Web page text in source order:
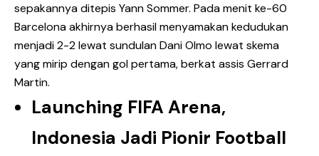
sepakannya ditepis Yann Sommer. Pada menit ke-60
Barcelona akhirnya berhasil menyamakan kedudukan
menjadi 2-2 lewat sundulan Dani Olmo lewat skema
yang mirip dengan gol pertama, berkat assis Gerrard
Martin.
Launching FIFA Arena,
Indonesia Jadi Pionir Football